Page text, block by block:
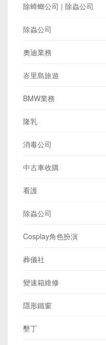
除蟑螂公司 | 除蟲公司
除蟲公司
奧迪業務
峇里島旅遊
BMW業務
隆乳
消毒公司
中古車收購
看護
除蟲公司
Cosplay角色扮演
葬儀社
變速箱維修
隱形鐵窗
墾丁